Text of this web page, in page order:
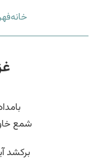
خانه
شمع
برکشد